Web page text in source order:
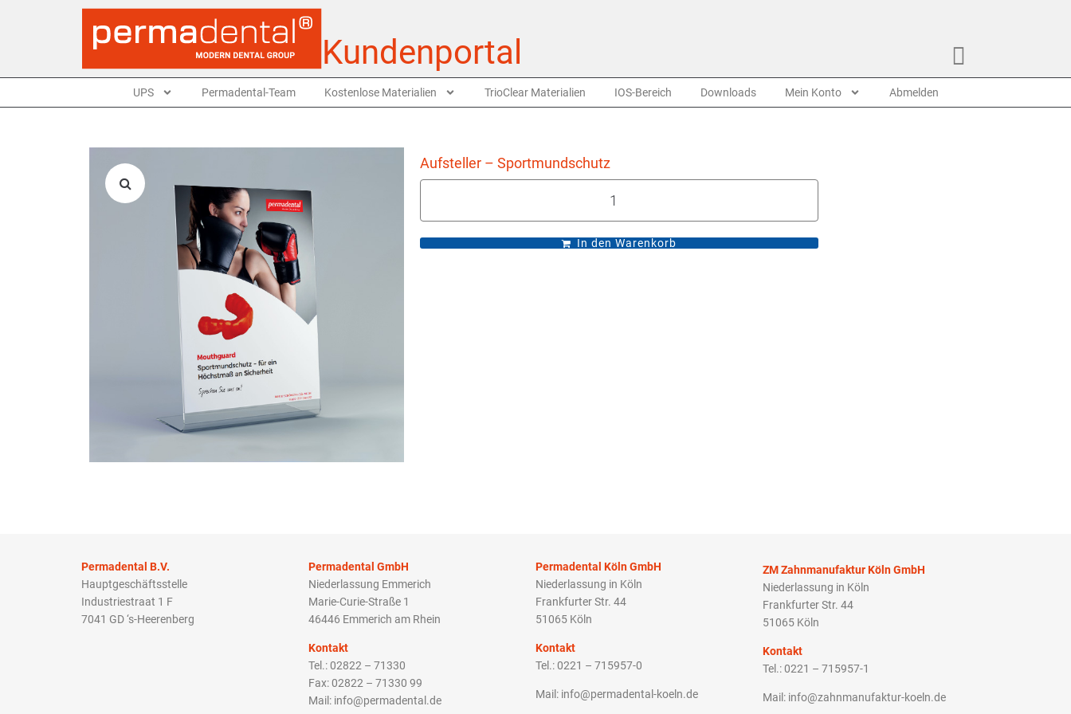
Kundenportal
UPS Permadental-Team Kostenlose Materialien TrioClear Materialien IOS-Bereich Downloads Mein Konto Abmelden
Aufsteller – Sportmundschutz
In den Warenkorb
Permadental B.V.
Hauptgeschäftsstelle
Industriestraat 1 F
7041 GD ‘s-Heerenberg
Permadental GmbH
Niederlassung Emmerich
Marie-Curie-Straße 1
46446 Emmerich am Rhein
Kontakt
Tel.: 02822 – 71330
Fax: 02822 – 71330 99
Mail: info@permadental.de
Permadental Köln GmbH
Niederlassung in Köln
Frankfurter Str. 44
51065 Köln
Kontakt
Tel.: 0221 – 715957-0
Mail: info@permadental-koeln.de
ZM Zahnmanufaktur Köln GmbH
Niederlassung in Köln
Frankfurter Str. 44
51065 Köln
Kontakt
Tel.: 0221 – 715957-1
Mail: info@zahnmanufaktur-koeln.de